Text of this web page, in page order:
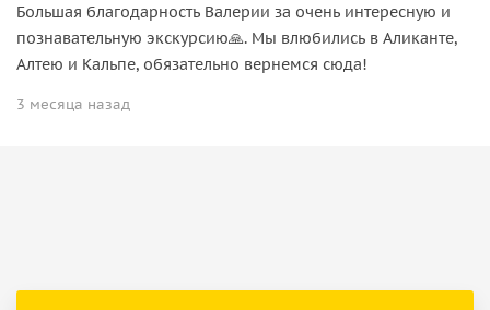
Большая благодарность Валерии за очень интересную и
познавательную экскурсию🙏. Мы влюбились в Аликанте,
Алтею и Кальпе, обязательно вернемся сюда!
3 месяца назад